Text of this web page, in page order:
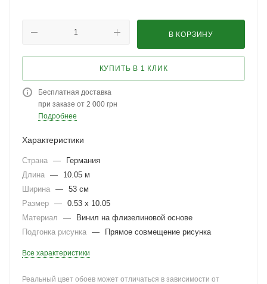
В КОРЗИНУ
КУПИТЬ В 1 КЛИК
Бесплатная доставка
при заказе от 2 000 грн
Подробнее
Характеристики
Страна —
Германия
Длина —
10.05 м
Ширина — 53 см
Размер — 0.53 x 10.05
Материал
—
Винил на флизелиновой основе
Подгонка рисунка — Прямое совмещение рисунка
Все характеристики
Реальный цвет обоев может отличаться в зависимости от